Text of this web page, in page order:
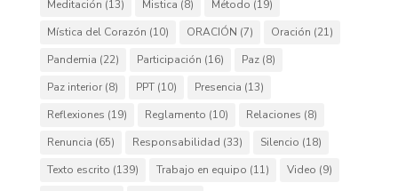
Meditación (13) Mistica (8) Método (19)
Mística del Corazón (10) ORACIÓN (7) Oración (21)
Pandemia (22) Participación (16) Paz(8)
Paz interior(8) PPT(10) Presencia (13)
Reflexiones (19) Reglamento (10) Relaciones (8)
Renuncia (65) Responsabilidad (33) Silencio (18)
Texto escrito (139) Trabajo en equipo (11) Video (9)